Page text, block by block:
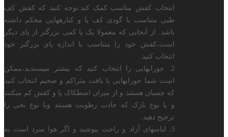
انتخاب کفش مناسب کمک کند.توجه کنید که کفش کف
طبی متناسب با گودی کف پا و کنارههایی محکم داشته
باشد. از آنجایی که معمولا یک پا کمی بزرگتر از پای دیگر
است،کفش خود را متناسب با اندازه پای بزرگتر خود
انتخاب کنید.
2. جورابهایی را انتخاب کنید که بیشتر میپسندید،ممکن
است شما جورابهایی با بافت متراکم و ضخیم انتخاب کنید
که چسبان هستند و از میزان اصطکاک پا و کفش کم میکنند
و یا نوع نازک که جاذب رطوبت هستند ویا نوع نخی را
ترجیح دهید.
3. لباسهای آزاد و راحت بپوشید و اگر هوا سرد است به